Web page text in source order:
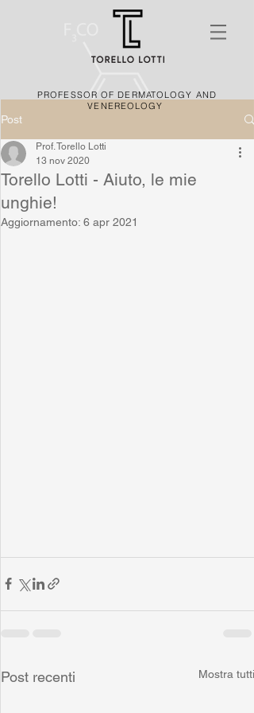
PROFESSOR OF DERMATOLOGY AND
VENEREOLOGY
Post
Torello Lotti - Aiuto, le mie
unghie!
Prof. Torello Lotti
13 nov 2020
Aggiornamento: 6 apr 2021
Post recenti Mostra tutti